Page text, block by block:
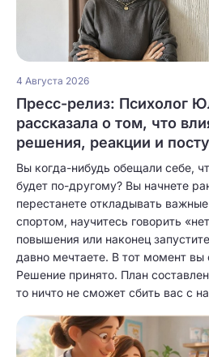
4 Августа 2026
Пресс-релиз: Психолог
рассказала о том, что
решения, реакции и
Вы когда-нибудь обещали себе,
будет по-другому? Вы начнете
перестанете откладывать
спортом, научитесь говорить
повышения или наконец
давно мечтаете. В тот момент
Решение принято. План
то ничто не сможет сбить вас с